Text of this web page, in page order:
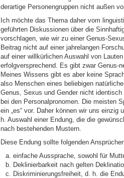
derartige Personengruppen nicht außen
Ich möchte das Thema daher vom
geführten Diskussionen über die
vorschlagen, wie wir zu einer Genus-
Beitrag nicht auf einer jahrelangen
auf einer willkürlichen Auswahl von
erfolgversprechend. Es gibt zwar Genus-
Meines Wissens gibt es aber keine
also Menschen eines beliebigen
Genus, Sexus und Gender nicht
bei den Personalpronomen. Die meisten
ein „es“ vor. Daher können wir uns
h. Auswahl einer Endung, die die
nach bestehenden Mustern.
Diese Endung sollte folgenden
einfache Aussprache, sowohl für
Deklinierbarkeit nach gelten
Diskriminierungsfreiheit, d. h. die